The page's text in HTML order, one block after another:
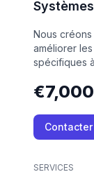
Nous
améliorer
spécifiques
SERVICES